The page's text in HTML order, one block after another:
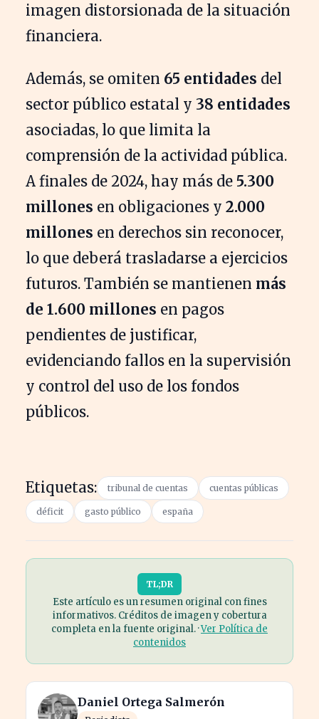
imagen distorsionada de la situación
financiera.
Además, se omiten 65 entidades del
sector público estatal y 38 entidades
asociadas, lo que limita la
comprensión de la actividad pública.
A finales de 2024, hay más de 5.300
millones en obligaciones y 2.000
millones en derechos sin reconocer,
lo que deberá trasladarse a ejercicios
futuros. También se mantienen más
de 1.600 millones en pagos
pendientes de justificar,
evidenciando fallos en la supervisión
y control del uso de los fondos
públicos.
Etiquetas: tribunal de cuentas cuentas públicas
déficit gasto público españa
TL;DR
Este artículo es un resumen original con fines
informativos. Créditos de imagen y cobertura
completa en la fuente original. ·Ver Política de
contenidos
Daniel Ortega Salmerón